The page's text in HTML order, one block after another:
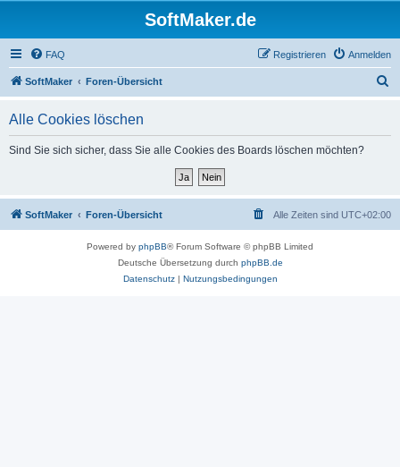
SoftMaker.de
FAQ Anmelden
Registrieren
SoftMaker Foren-Übersicht
Alle Cookies löschen
Sind Sie sich sicher, dass Sie alle Cookies des Boards löschen möchten?
SoftMaker Foren-Übersicht Alle Zeiten sind UTC+02:00
Powered by phpBB® Forum Software © phpBB Limited
Deutsche Übersetzung durch phpBB.de
Datenschutz| Nutzungsbedingungen